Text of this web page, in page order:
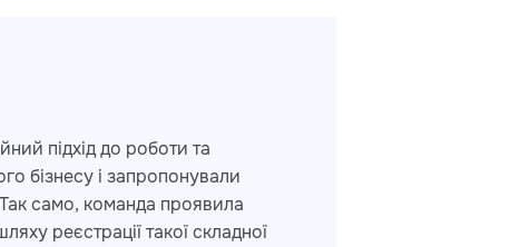
підхід до роботи та
бізнесу і запропонували
Так само, команда проявила
реєстрації такої складної